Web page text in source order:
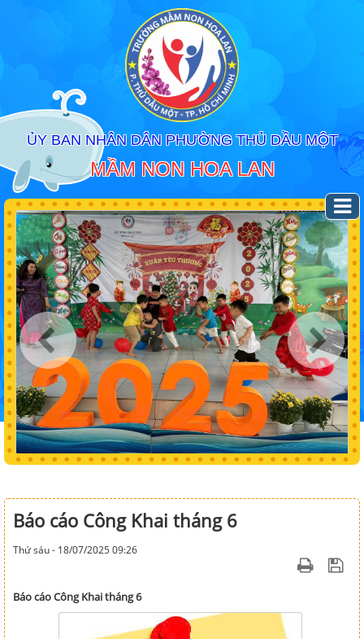
ỦY BAN NHÂN DÂN PHƯỜNG THỦ DẦU MỘT
MẦM NON HOA LAN
Báo cáo Công Khai tháng 6
Thứ sáu - 18/07/2025 09:26
Báo cáo Công Khai tháng 6